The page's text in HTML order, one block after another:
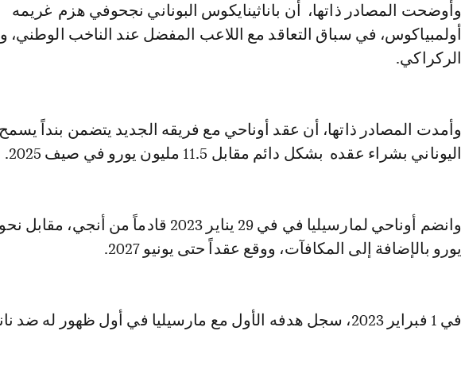
وأوضحت المصادر ذاتها، أن باناثينايكوس البوناني نجحوفي هزم غريمه
أولمبياكوس، في سباق التعاقد مع اللاعب المفضل عند الناخب الوطني،
الركراكي.
وأمدت المصادر ذاتها، أن عقد أوناحي مع فريقه الجديد يتضمن بنداً
اليوناني بشراء عقده بشكل دائم مقابل 11.5 مليون يورو في صيف 2025.
يورو بالإضافة إلى المكافآت، ووقع عقداً حتى يونيو 2027.
في 1 فبراير 2023، سجل هدفه الأول مع مارسيليا في أول ظهور له ضد نانت.